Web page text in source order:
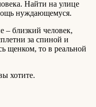
Найти на улице
нуждающемуся.
– близкий человек,
за спиной и
щенком, то в реальной
хотите.